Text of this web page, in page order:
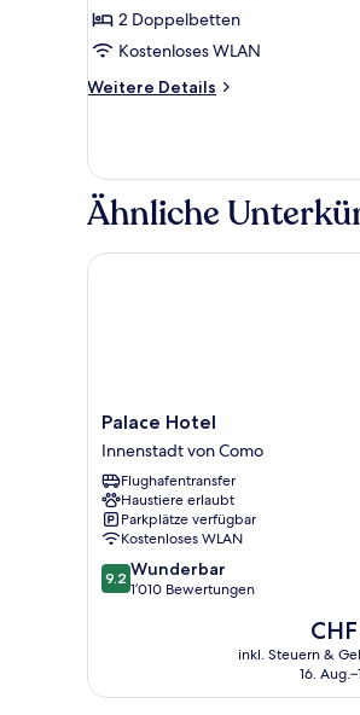
anzeigen
2 Doppelbetten
Kostenloses WLAN
Weitere Details
Weitere
Suite
Ähnliche
Palace
Hotel
Innenstadt
von
Como
Palace Hotel
Innenstadt von Como
Flughafentransfer
Haustiere erlaubt
Parkplätze verfügbar
Kostenloses WLAN
9.2
von
9.2 Wunderbar
1’010 Bewertungen
Der
Preis
inkl. Steuern &
16.
Palace Hotel